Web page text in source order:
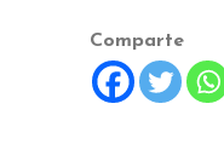
Comparte